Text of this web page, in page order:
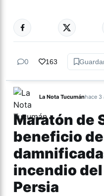
CULTURA
0 163
La Nota Tucumánhace 3
Maratón de
beneficio
incendio
Persia